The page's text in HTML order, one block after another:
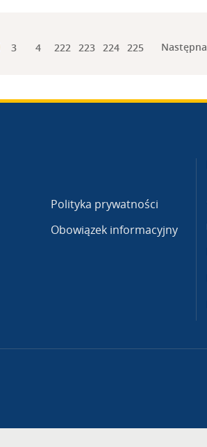
3 4 222 223 224 225 Następna
Polityka prywatności
Obowiązek informacyjny